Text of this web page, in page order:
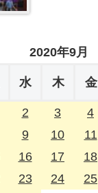
2020年9月
水 木 金
2 3 4
9 10 11
16 17 18
23 24 25